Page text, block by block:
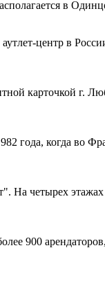
в
центр в
карточкой г.
года, когда во
На четырех
900